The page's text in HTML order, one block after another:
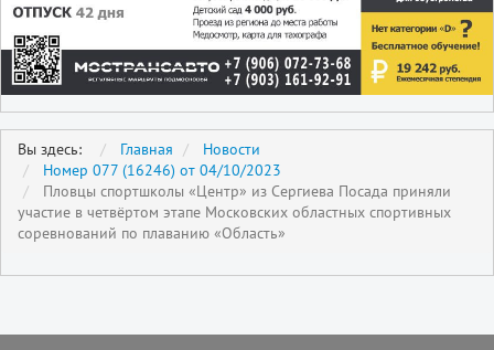
Вы здесь: Главная
Новости
Номер 077 (16246) от 04/10/2023
Пловцы спортшколы «Центр» из Сергиева Посада приняли
участие в четвёртом этапе Московских областных спортивных
соревнований по плаванию «Область»